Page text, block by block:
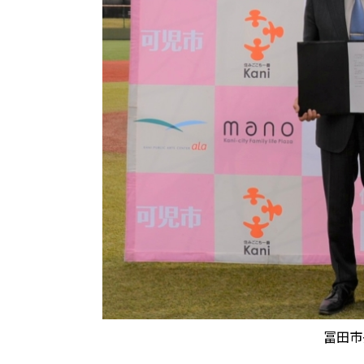
冨田市長（左）と